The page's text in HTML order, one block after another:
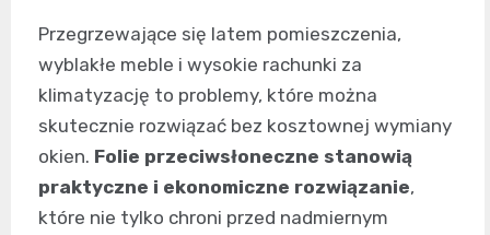
Przegrzewające się latem pomieszczenia,
wyblakłe meble i wysokie rachunki za
klimatyzację to problemy, które można
skutecznie rozwiązać bez kosztownej wymiany
okien. Folie przeciwsłoneczne stanowią
praktyczne i ekonomiczne rozwiązanie,
które nie tylko chroni przed nadmiernym